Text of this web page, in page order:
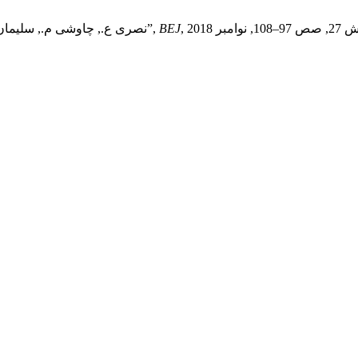
نصری ع., چاوشی م., سلیمان حشمت ر., و احسان‌پور س., “معنای زندگی از نظر شوپنهاور و نیچه”, BEJ